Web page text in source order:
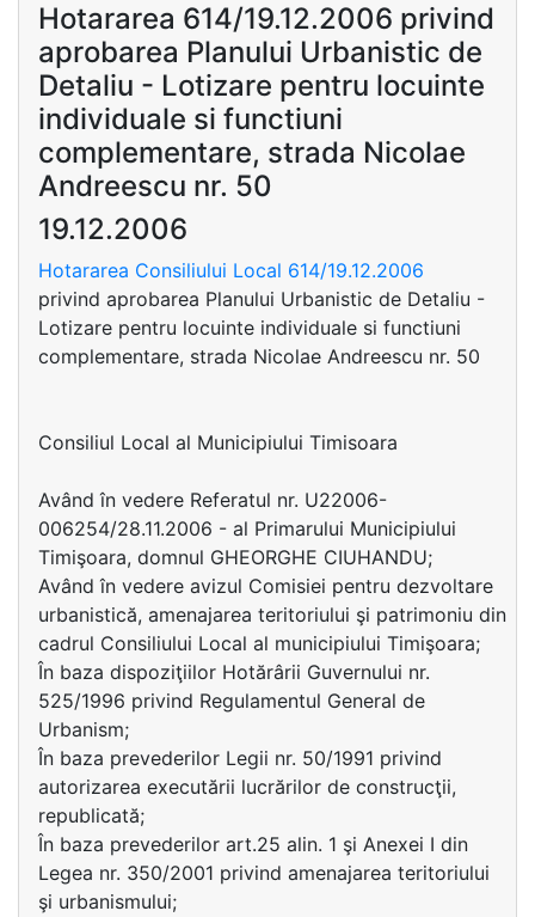
Hotararea 614/19.12.2006 privind
aprobarea Planului Urbanistic de
Detaliu - Lotizare pentru locuinte
individuale si functiuni
complementare, strada Nicolae
Andreescu nr. 50
19.12.2006
Hotararea Consiliului Local 614/19.12.2006
privind aprobarea Planului Urbanistic de Detaliu -
Lotizare pentru locuinte individuale si functiuni
complementare, strada Nicolae Andreescu nr. 50
Consiliul Local al Municipiului Timisoara
Având în vedere Referatul nr. U22006-
006254/28.11.2006 - al Primarului Municipiului
Timişoara, domnul GHEORGHE CIUHANDU;
Având în vedere avizul Comisiei pentru dezvoltare
urbanistică, amenajarea teritoriului şi patrimoniu din
cadrul Consiliului Local al municipiului Timişoara;
În baza dispoziţiilor Hotărârii Guvernului nr.
525/1996 privind Regulamentul General de
Urbanism;
În baza prevederilor Legii nr. 50/1991 privind
autorizarea executării lucrărilor de construcţii,
republicată;
În baza prevederilor art.25 alin. 1 şi Anexei I din
Legea nr. 350/2001 privind amenajarea teritoriului
şi urbanismului;